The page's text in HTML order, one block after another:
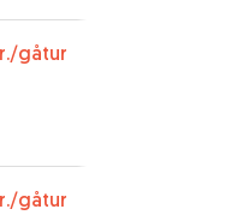
/gåtur
/gåtur